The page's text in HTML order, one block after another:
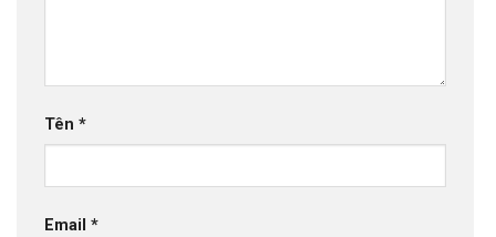
Tên *
Email *